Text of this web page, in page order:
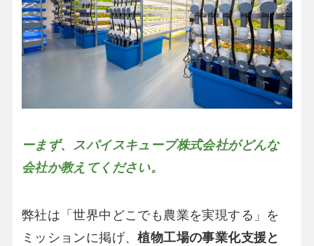
ーまず、スパイスキューブ株式会社がどんな
会社か教えてください。
弊社は「世界中どこでも農業を実現する」を
ミッションに掲げ、植物工場の事業化支援と